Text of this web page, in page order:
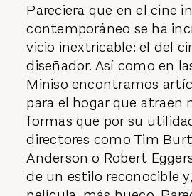
Pareciera que en el cine
contemporáneo se ha
vicio inextricable: el del
diseñador. Así como en
Miniso encontramos
para el hogar que atraen
formas que por su
directores como Tim
Anderson o Robert
de un estilo reconocible